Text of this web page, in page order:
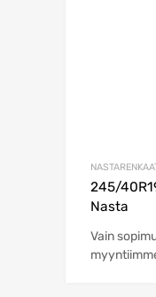
245/
Nasta
Vain